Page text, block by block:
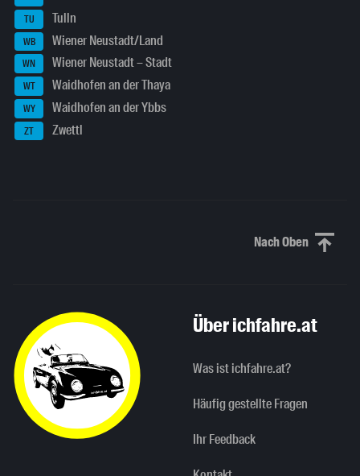
TU Tulln
WB Wiener Neustadt/Land
WN Wiener Neustadt – Stadt
WT Waidhofen an der Thaya
WY Waidhofen an der Ybbs
ZT Zwettl
Nach ObenNach oben
Über ichfahre.at
Was ist ichfahre.at?
Häufig gestellte Fragen
Ihr Feedback